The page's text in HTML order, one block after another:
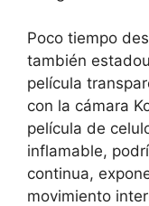
Poco tiempo
también
película
con la cámara
película de
inflamable,
continua,
movimiento